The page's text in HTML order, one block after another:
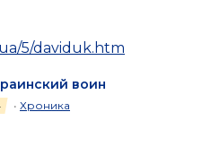
5/daviduk.htm
воин
• Хроника